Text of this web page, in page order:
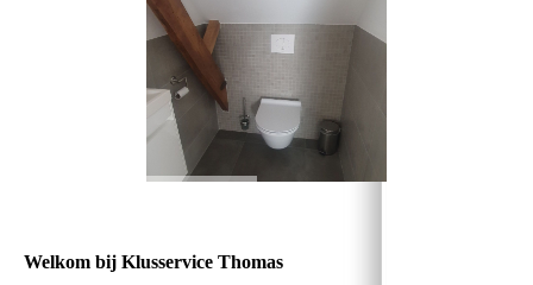
Welkom bij Klusservice Thomas